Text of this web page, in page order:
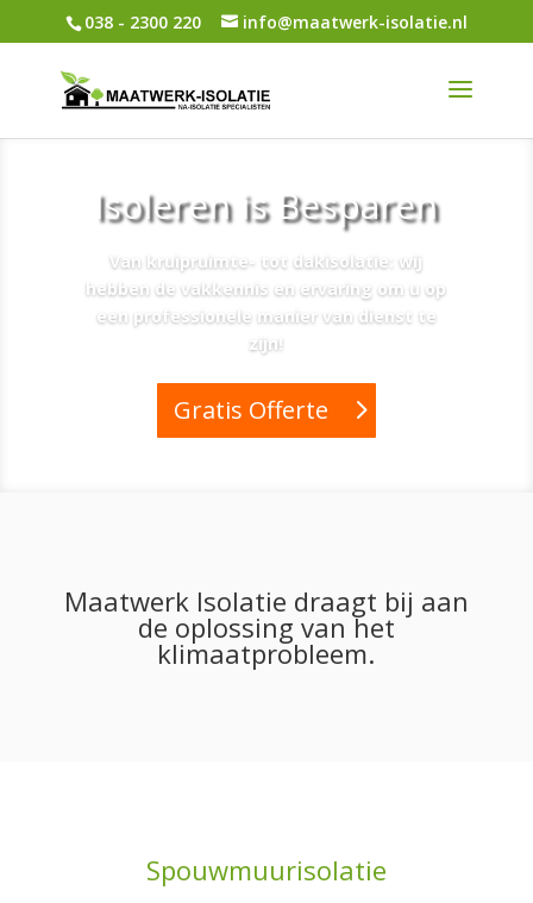
038 - 2300 220 info@maatwerk-isolatie.nl
Isoleren is Besparen
Van kruipruimte- tot dakisolatie: wij
hebben de vakkennis en ervaring om u op
een professionele manier van dienst te
zijn!
Gratis Offerte
Maatwerk Isolatie draagt bij aan
de oplossing van het
klimaatprobleem.
Spouwmuurisolatie